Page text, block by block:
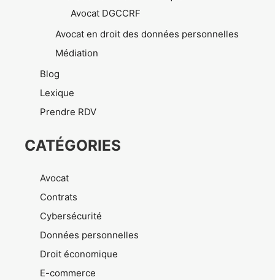
Avocat DGCCRF
Avocat en droit des données personnelles
Médiation
Blog
Lexique
Prendre RDV
CATÉGORIES
Avocat
Contrats
Cybersécurité
Données personnelles
Droit économique
E-commerce